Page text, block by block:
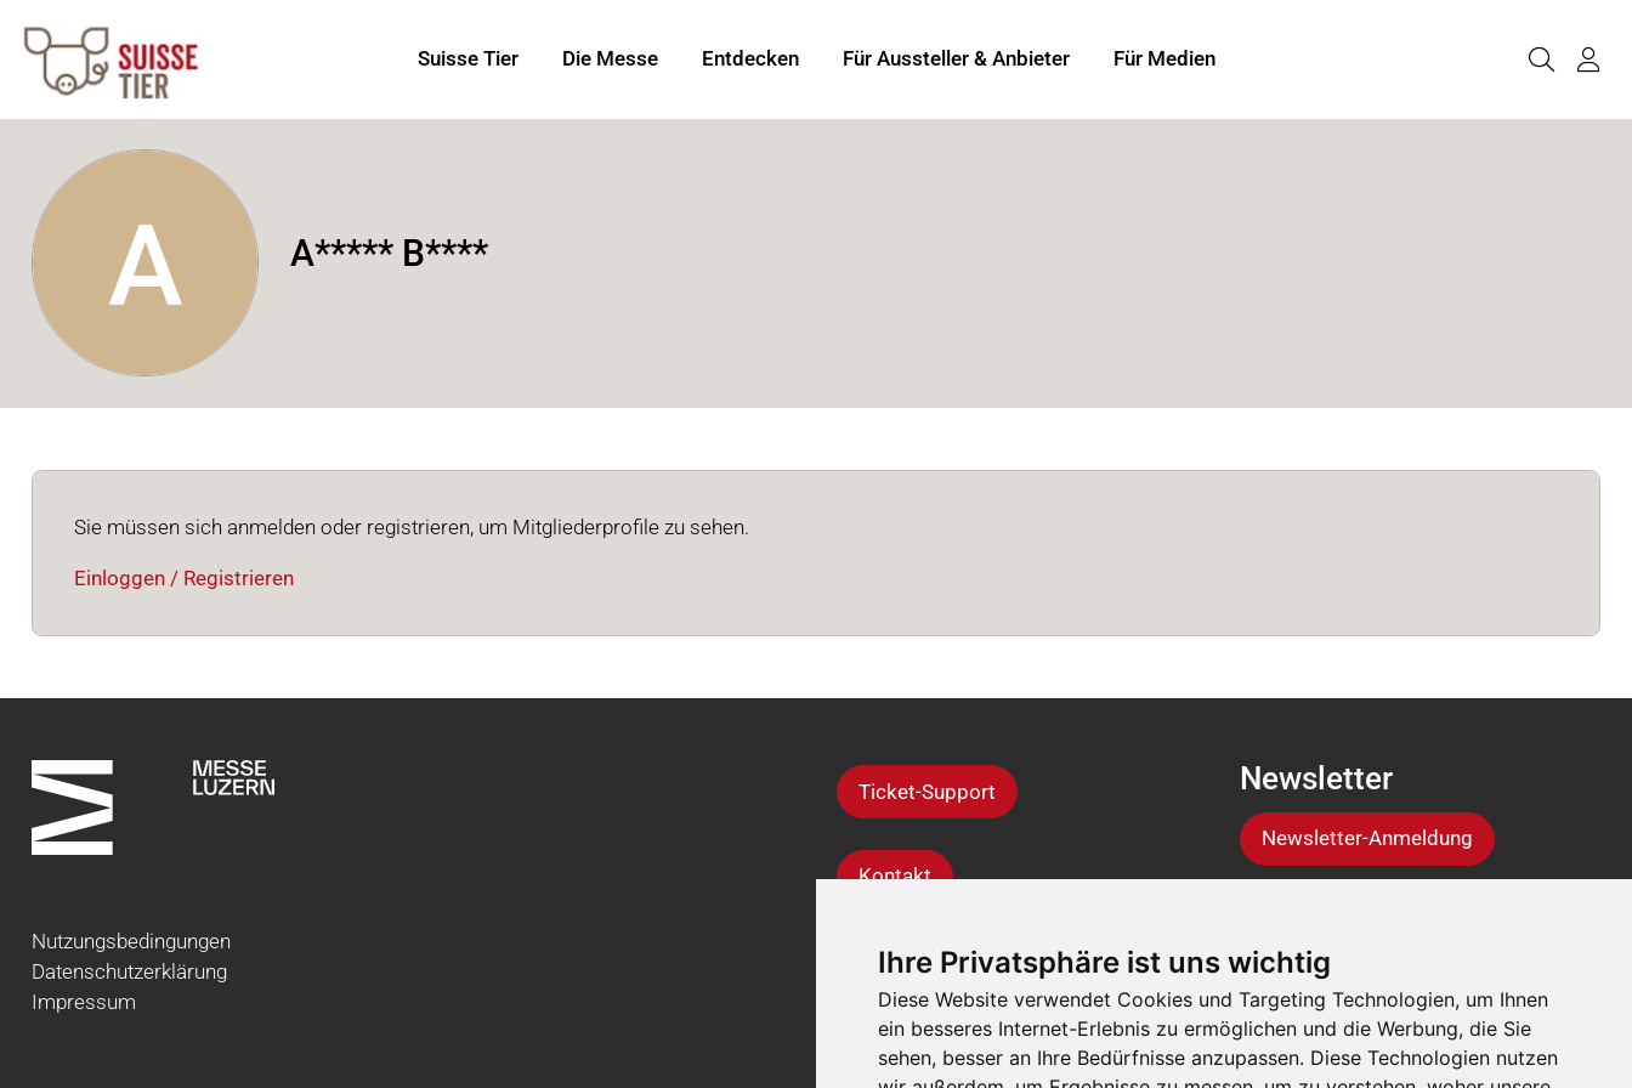
Ihre Privatsphäre ist uns wichtig
Diese Website verwendet Cookies und Targeting Technologien, um Ihnen
ein besseres Internet-Erlebnis zu ermöglichen und die Werbung, die Sie
sehen, besser an Ihre Bedürfnisse anzupassen. Diese Technologien nutzen
Suisse Tier Die Messe Entdecken Für Aussteller & Anbieter Für Medien
A A***** B****
Sie müssen sich anmelden oder registrieren, um Mitgliederprofile zu sehen.
Einloggen / Registrieren
Nutzungsbedingungen
Datenschutzerklärung
Impressum
Ticket-Support
Kontakt
Newsletter
Newsletter-Anmeldung
Folgen Sie der Suisse
Tier